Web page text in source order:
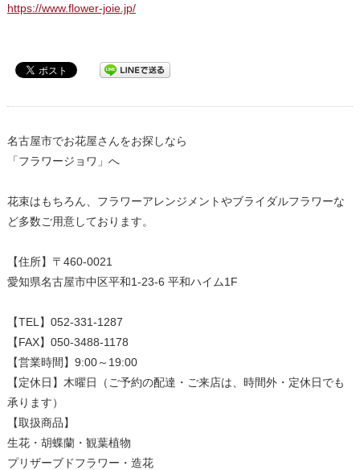
https://www.flower-joie.jp/
名古屋市でお花屋さんをお探しなら
「フラワージョワ」へ
花束はもちろん、フラワーアレンジメントやブライダルフラワーな
ど多数ご用意しております。
【住所】〒460-0021
愛知県名古屋市中区平和1-23-6 平和ハイム1F
【TEL】052-331-1287
【営業時間】9:00～19:00
【定休日】木曜日（ご予約の配達・ご来店は、時間外・定休日でも
承ります）
【取扱商品】
生花・胡蝶蘭・観葉植物
プリザーブドフラワー・造花